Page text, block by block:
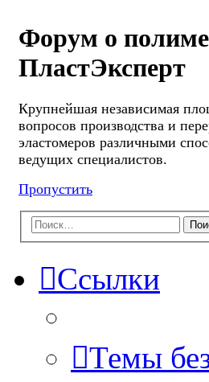
Форум о
ПластЭксперт
Крупнейшая независимая
вопросов производства и
эластомеров различными
ведущих специалистов.
Пропустить
Ссылки
Темы